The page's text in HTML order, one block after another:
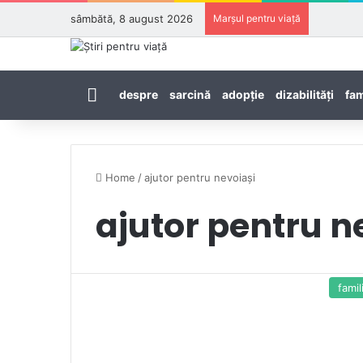
sâmbătă, 8 august 2026 Marșul pentru viață
Prima pagină
despre sarcină adopţie dizabilităţi
Home /ajutor pentru nevoiași
ajutor pentru